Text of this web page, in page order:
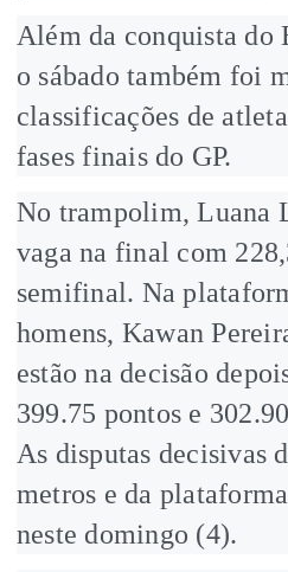
Além da conquista do
o sábado também foi
classificações de
fases finais do GP.
No trampolim, Luana
vaga na final com
semifinal. Na
homens, Kawan
estão na decisão
399.75 pontos e
As disputas decisivas
metros e da
neste domingo (4).